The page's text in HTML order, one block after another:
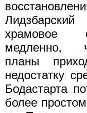
храмовое
медленно,
планы
недостатку
Бодастарта
более